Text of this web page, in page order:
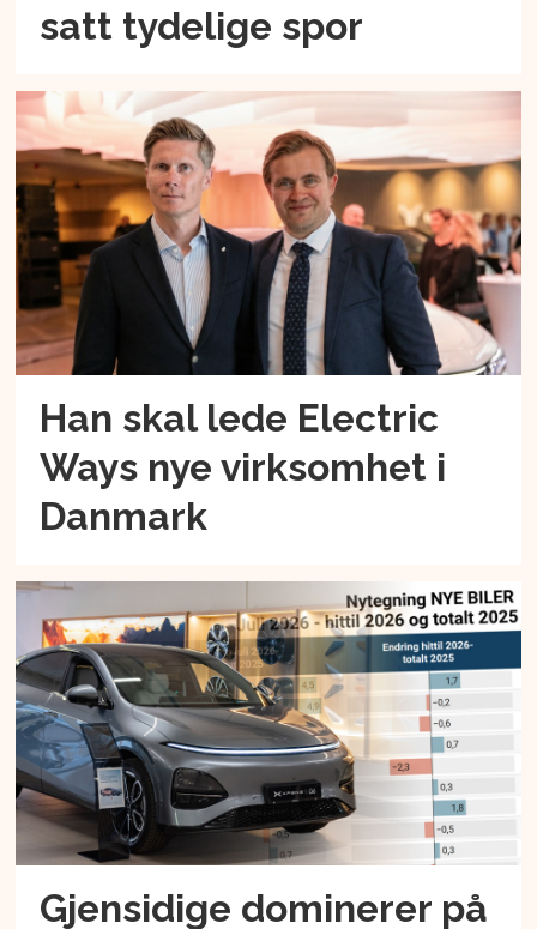
satt tydelige spor
Han skal lede Electric
Ways nye virksomhet i
Danmark
Gjensidige dominerer på